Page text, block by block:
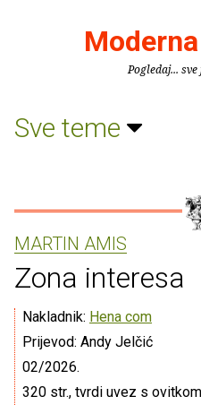
Pogledaj...
Sve teme
MARTIN AMIS
Zona interesa
Nakladnik: Hena com
Prijevod: Andy Jelčić
02/2026.
320 str., tvrdi uvez s ovitkom